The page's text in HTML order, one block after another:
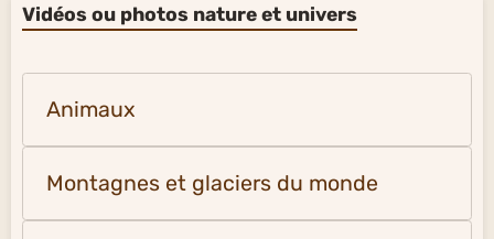
Vidéos ou photos nature et univers
Animaux
Montagnes et glaciers du monde